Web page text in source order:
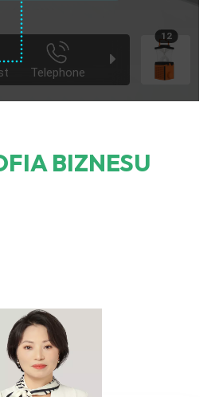
BIZNESU​​​​​​​